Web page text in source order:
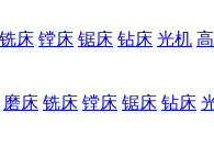
铣床 镗床 锯床 钻床 光机
磨床 铣床 镗床 锯床 钻床